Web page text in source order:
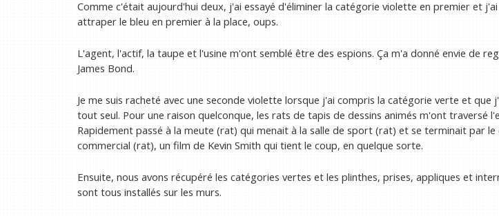
Comme c'était aujourd'hui deux, j'ai essayé d'éliminer la catégorie violette en premier et
attraper le bleu en premier à la place, oups.
L'agent, l'actif, la taupe et l'usine m'ont semblé être des espions. Ça m'a donné envie de
James Bond.
Je me suis racheté avec une seconde violette lorsque j'ai compris la catégorie verte et que
tout seul. Pour une raison quelconque, les rats de tapis de dessins animés m'ont traversé
Rapidement passé à la meute (rat) qui menait à la salle de sport (rat) et se terminait par le
commercial (rat), un film de Kevin Smith qui tient le coup, en quelque sorte.
Ensuite, nous avons récupéré les catégories vertes et les plinthes, prises, appliques et
sont tous installés sur les murs.